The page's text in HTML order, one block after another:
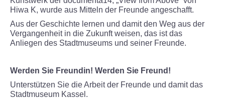
Team
Kontakt
Förderverein
ENGLISH
Hiwa K, wurde aus Mitteln der Freunde angeschafft.
Aus der Geschichte lernen und damit den Weg aus der
Vergangenheit in die Zukunft weisen, das ist das
Anliegen des Stadtmuseums und seiner Freunde.
Werden Sie Freundin! Werden Sie Freund!
Unterstützen Sie die Arbeit der Freunde und damit das
Stadtmuseum Kassel.